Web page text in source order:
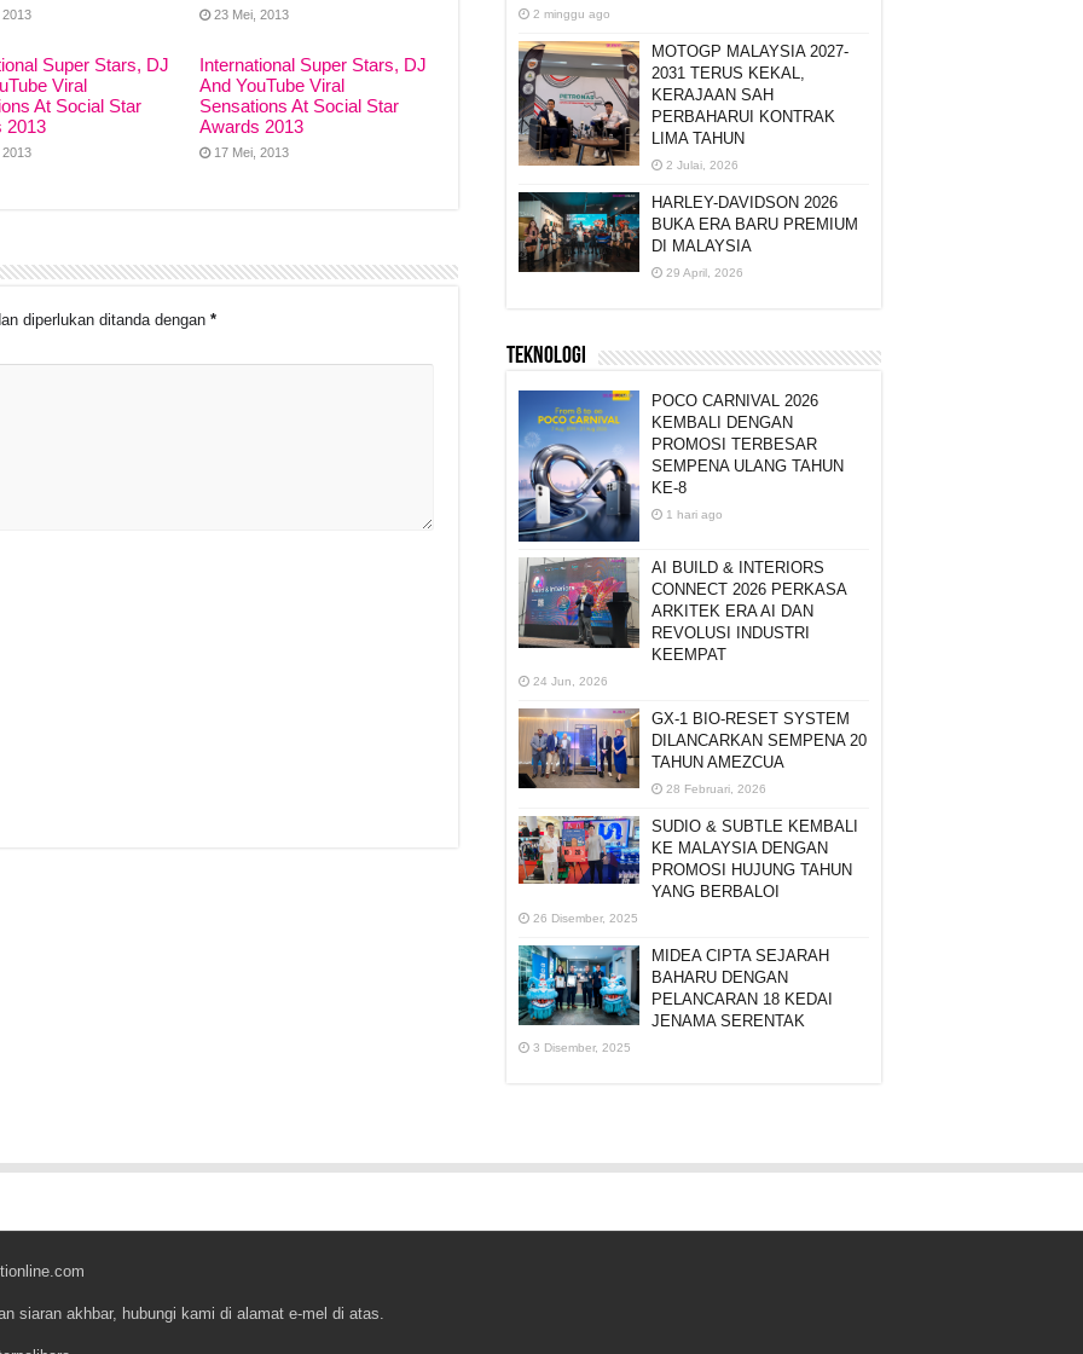
2013 23 Mei, 2013
Super Stars, DJ
Viral
At Social Star
2013
2013
International Super Stars, DJ
And YouTube Viral
Sensations At Social Star
Awards 2013
17 Mei, 2013
diperlukan ditanda dengan *
2 minggu ago
MOTOGP MALAYSIA 2027-
2031 TERUS KEKAL,
KERAJAAN SAH
PERBAHARUI KONTRAK
LIMA TAHUN
2 Julai, 2026
HARLEY-DAVIDSON 2026
BUKA ERA BARU PREMIUM
DI MALAYSIA
29 April, 2026
TEKNOLOGI
POCO CARNIVAL 2026
KEMBALI DENGAN
PROMOSI TERBESAR
SEMPENA ULANG TAHUN
KE-8
1 hari ago
AI BUILD & INTERIORS
CONNECT 2026 PERKASA
ARKITEK ERA AI DAN
REVOLUSI INDUSTRI
KEEMPAT
24 Jun, 2026
GX-1 BIO-RESET SYSTEM
DILANCARKAN SEMPENA 20
TAHUN AMEZCUA
28 Februari, 2026
SUDIO & SUBTLE KEMBALI
KE MALAYSIA DENGAN
PROMOSI HUJUNG TAHUN
YANG BERBALOI
26 Disember, 2025
MIDEA CIPTA SEJARAH
BAHARU DENGAN
PELANCARAN 18 KEDAI
JENAMA SERENTAK
3 Disember, 2025
siaran akhbar, hubungi kami di alamat e-mel di atas.